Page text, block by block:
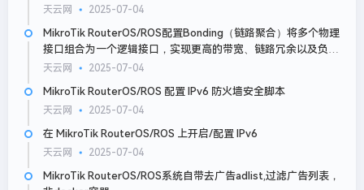
天云网 2025-07-04
MikroTik RouterOS/ROS配置Bonding（链路聚合）将多个物理
接口组合为一个逻辑接口，实现更高的带宽、链路冗余以及负载
均衡等功能
天云网 2025-07-04
MikroTik RouterOS/ROS 配置 IPv6 防火墙安全脚本
天云网 2025-07-04
在 MikroTik RouterOS/ROS 上开启/配置 IPv6
天云网 2025-07-04
MikroTik RouterOS/ROS系统自带去广告adlist,过滤广告列表，